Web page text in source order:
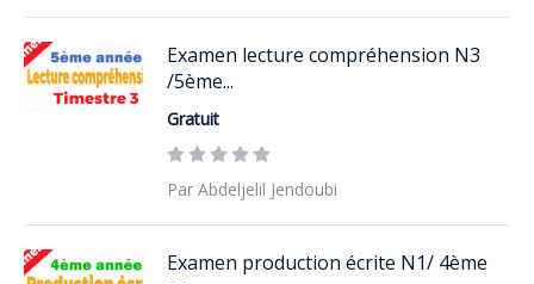
Examen lecture compréhension N3
/5ème...
Gratuit
Par Abdeljelil Jendoubi
Examen production écrite N1/ 4ème